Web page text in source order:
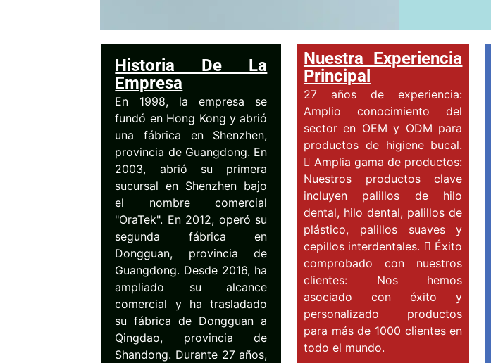
Historia De La
Empresa
En 1998, la empresa se
fundó en Hong Kong y abrió
una fábrica en Shenzhen,
provincia de Guangdong. En
2003, abrió su primera
sucursal en Shenzhen bajo
el nombre comercial
"OraTek". En 2012, operó su
segunda fábrica en
Dongguan, provincia de
Guangdong. Desde 2016, ha
ampliado su alcance
comercial y ha trasladado
su fábrica de Dongguan a
Qingdao, provincia de
Shandong. Durante 27 años,
Nuestra Experiencia
Principal
27 años de experiencia:
Amplio conocimiento del
sector en OEM y ODM para
productos de higiene bucal.
 Amplia gama de productos:
Nuestros productos clave
incluyen palillos de hilo
dental, hilo dental, palillos de
plástico, palillos suaves y
cepillos interdentales.  Éxito
comprobado con nuestros
clientes: Nos hemos
asociado con éxito y
personalizado productos
para más de 1000 clientes en
todo el mundo.